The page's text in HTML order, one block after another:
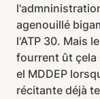
agenouillé
l'ATP 30. Mais
fourrent ût çela
el MDDEP
récitante déjà